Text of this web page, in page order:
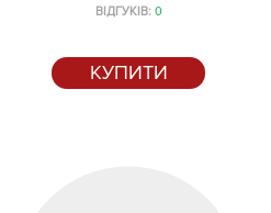
ВІДГУКІВ: 0
КУПИТИ